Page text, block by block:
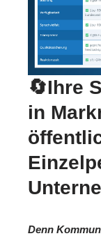
🔄Ihre
in
Denn